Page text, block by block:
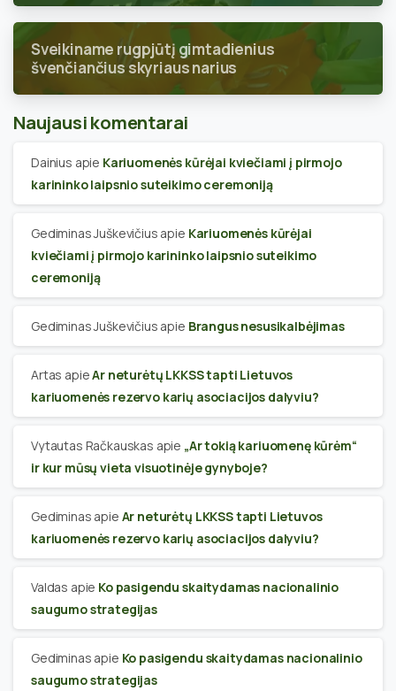
Sveikiname rugpjūtį gimtadienius
švenčiančius skyriaus narius
Naujausi komentarai
Dainius apie Kariuomenės kūrėjai kviečiami į pirmojo
karininko laipsnio suteikimo ceremoniją
Gediminas Juškevičius apie Kariuomenės kūrėjai
kviečiami į pirmojo karininko laipsnio suteikimo
ceremoniją
Gediminas Juškevičius apie Brangus nesusikalbėjimas
Artas apieAr neturėtų LKKSS tapti Lietuvos
kariuomenės rezervo karių asociacijos dalyviu?
Vytautas Račkauskas apie „Ar tokią kariuomenę kūrėm“
ir kur mūsų vieta visuotinėje gynyboje?
Gediminas apie Ar neturėtų LKKSS tapti Lietuvos
kariuomenės rezervo karių asociacijos dalyviu?
Valdas apie Ko pasigendu skaitydamas nacionalinio
saugumo strategijas
Gediminas apie Ko pasigendu skaitydamas nacionalinio
saugumo strategijas